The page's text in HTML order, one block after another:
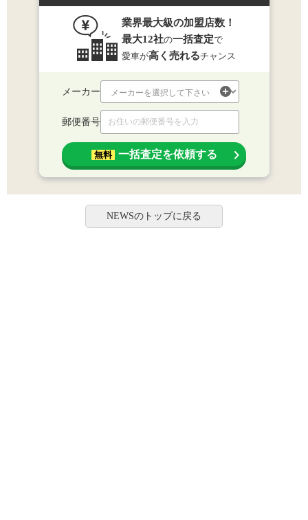
業界最大級の加盟店数！
最大12社の一括査定で
愛車が高く売れるチャンス
メーカー
郵便番号
無料 一括査定を依頼する
NEWSのトップに戻る